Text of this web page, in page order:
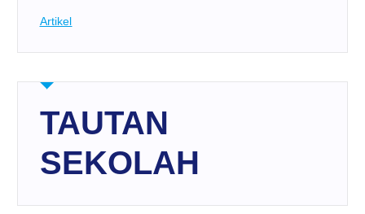
Artikel
TAUTAN
SEKOLAH